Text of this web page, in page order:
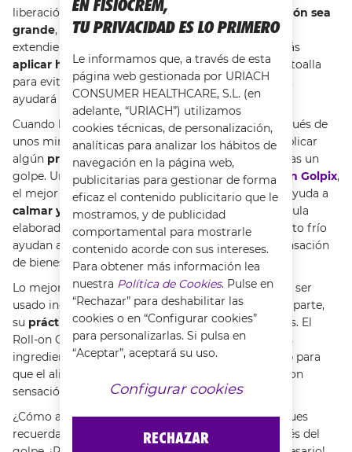
liberación de líquido. Si quieres
evitar que el chichón sea
grande, deberás contener el líquido que se está
extendiendo en todas direcciones. Para esto deberás
aplicar hielo, pero siempre envuelto en un paño o toalla
para evitar que el frío queme la piel. Por otra parte,
ayudará a
aliviar las molestias ligeramente.
Cuando la inflamación baje, cosa que ocurrirá después de
unos minutos e incluso una hora, es aconsejable aplicar
algún productoque ayude acalmar y refrescar
tras un
golpe. Uno de estos productos esFisiocrem Roll-on Golpix,
el mejor aliado para los chichones. Este producto ayuda a
calmar y refrescarlos golpes, pues tiene una fórmula
elaborada conextractos naturalesque por su efecto frío
ayudan a calmar y aliviar los síntomas, dejando sensación
de bienestar.
Lo mejor de Fisiocrem Roll-on Golpix es que puede ser
usado incluso en bebés a partir de 0 años. Por otra parte,
su práctico formato permite llevarlo a todas partes. El
Roll-on Golpix de Fisiocrem contiene dentro de sus
ingredientes activos árnica, harpagofito y gingko para
que el alivio sea casi inmediato y la piel se quede con
sensación de frescor.
¿Cómo aplicarlo?La aplicación debe ser suave, pues
recuerda que la zona se encontrará sensible después del
EN FISIOCREM,
TU PRIVACIDAD ES LO PRIMERO
Le informamos que, a través de esta
página web gestionada por URIACH
CONSUMER HEALTHCARE, S.L. (en
adelante, “URIACH”) utilizamos
cookies técnicas, de personalización,
analíticas para analizar los hábitos de
navegación en la página web,
publicitarias para gestionar de forma
eficaz el contenido publicitario que le
mostramos, y de publicidad
comportamental para mostrarle
contenido acorde con sus intereses.
Para obtener más información lea
nuestra Política de Cookies. Pulse en
“Rechazar” para deshabilitar las
cookies o en “Configurar cookies”
para personalizarlas. Si pulsa en
“Aceptar”, aceptará su uso.
Configurar cookies
RECHAZAR